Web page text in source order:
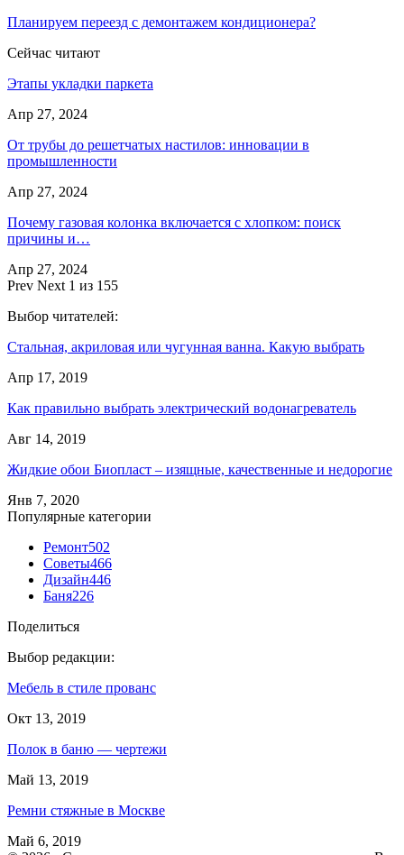
Планируем переезд с демонтажем кондиционера?
Сейчас читают
Этапы укладки паркета
Апр 27, 2024
От трубы до решетчатых настилов: инновации в
промышленности
Апр 27, 2024
Почему газовая колонка включается с хлопком: поиск
причины и…
Апр 27, 2024
Prev Next 1 из 155
Выбор читателей:
Стальная, акриловая или чугунная ванна. Какую выбрать
Апр 17, 2019
Как правильно выбрать электрический водонагреватель
Авг 14, 2019
Жидкие обои Биопласт – изящные, качественные и недорогие
Янв 7, 2020
Популярные категории
Ремонт502
Советы466
Дизайн446
Баня226
Поделиться
Выбор редакции:
Мебель в стиле прованс
Окт 13, 2019
Полок в баню — чертежи
Май 13, 2019
Ремни стяжные в Москве
Май 6, 2019